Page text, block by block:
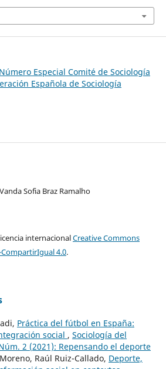
Especial Comité de Sociología
Española de Sociología
Sofia Braz Ramalho
internacionalCreative Commons
4.0.
Práctica del fútbol en España:
social , Sociología del
2 (2021): Repensando el deporte
Raúl Ruiz-Callado, Deporte,